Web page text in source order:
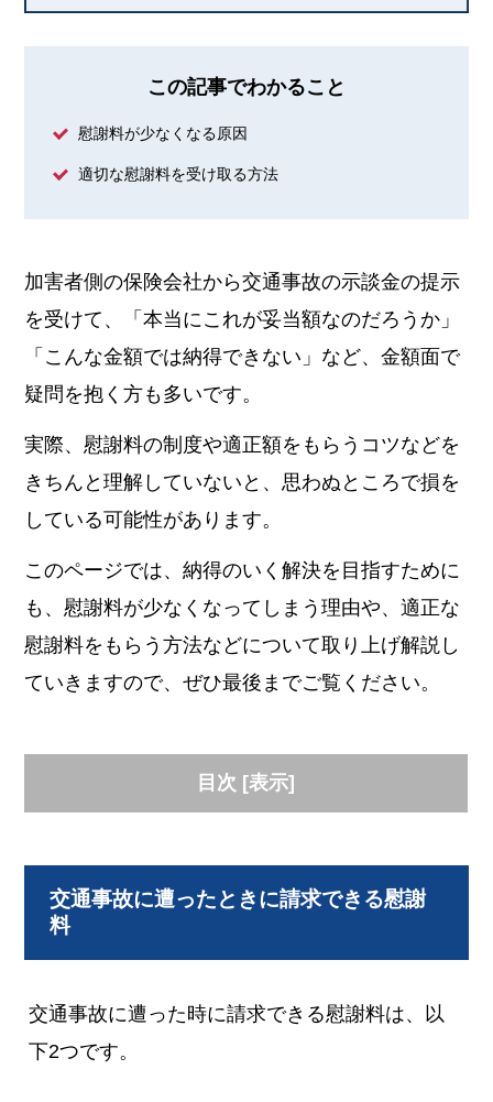
この記事でわかること
慰謝料が少なくなる原因
適切な慰謝料を受け取る方法
加害者側の保険会社から交通事故の示談金の提示
を受けて、「本当にこれが妥当額なのだろうか」
「こんな金額では納得できない」など、金額面で
疑問を抱く方も多いです。
実際、慰謝料の制度や適正額をもらうコツなどを
きちんと理解していないと、思わぬところで損を
している可能性があります。
このページでは、納得のいく解決を目指すために
も、慰謝料が少なくなってしまう理由や、適正な
慰謝料をもらう方法などについて取り上げ解説し
ていきますので、ぜひ最後までご覧ください。
目次 [表示]
交通事故に遭ったときに請求できる慰謝
料
交通事故に遭った時に請求できる慰謝料は、以
下2つです。